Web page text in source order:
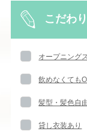
こだわ
オープニング
飲めなくても
髪型・髪色自
貸し衣装あり